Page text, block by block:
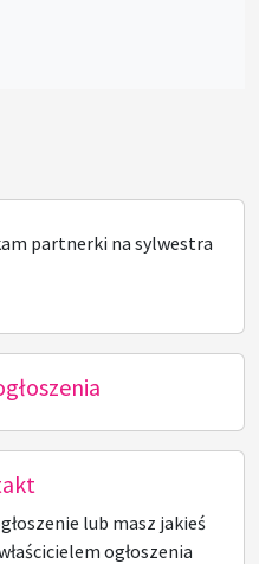
partnerki na sylwestra
lub masz jakieś
ogłoszenia